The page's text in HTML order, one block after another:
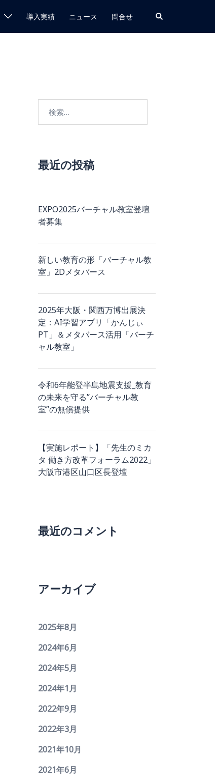
導入実績 ニュース 問合せ 検
索
最近の投稿
EXPO2025バーチャル教室登壇
者募集
新しい教育の形「バーチャル教
室」2Dメタバース
2025年大阪・関西万博出展決
定：AI学習アプリ「かんじぃ
PT」＆メタバース活用「バーチ
ャル教室」
令和6年能登半島地震支援_教育
の未来を守る”バーチャル教
室”の無償提供
【実施レポート】「先生のミカ
タ 働き方改革フォーラム2022」
大阪市港区山口区長登壇
最近のコメント
アーカイブ
2025年8月
2024年6月
2024年5月
2024年1月
2022年9月
2022年3月
2021年10月
2021年6月